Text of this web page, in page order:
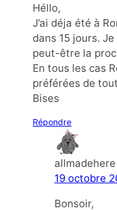
Héllo,
J’ai déja été à
dans 15 jours.
peut-être la
En tous les cas
préférées de
Bises
Répondre
allmadehere
19 octobre
Bonsoir,